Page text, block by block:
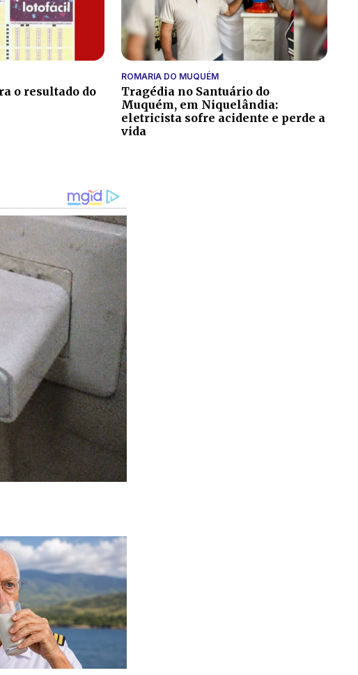
o resultado do
ROMARIA DO MUQUÉM
Tragédia no Santuário do
Muquém, em Niquelândia:
eletricista sofre acidente e perde a
vida